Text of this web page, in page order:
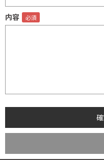
内容